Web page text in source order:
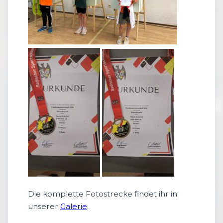
Die komplette Fotostrecke findet ihr in
unserer Galerie.